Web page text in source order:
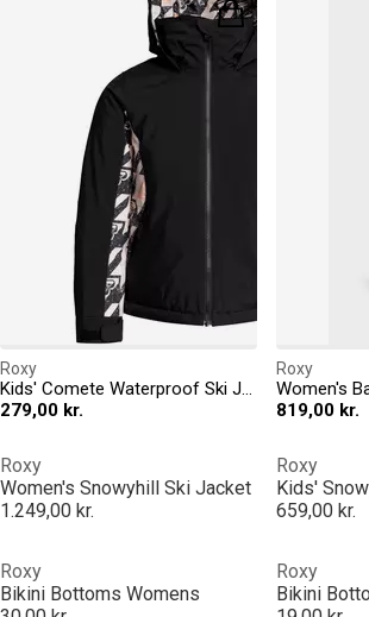
Roxy
Kids' Comete Waterproof Ski Jacket
279,00 kr.
Roxy
819,00 kr.
Roxy
Women's Snowyhill Ski Jacket
1.249,00 kr.
Roxy
Kids'
659,00 kr.
Roxy
Bikini Bottoms Womens
Roxy
Bikini